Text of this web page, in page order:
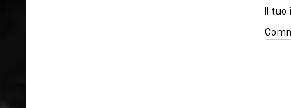
Il